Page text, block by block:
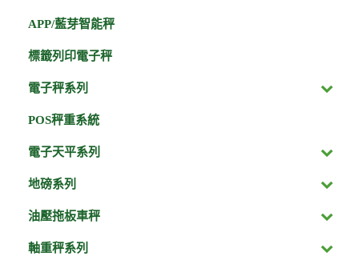
APP/藍芽智能秤
標籤列印電子秤
電子秤系列
POS秤重系統
電子天平系列
地磅系列
油壓拖板車秤
軸重秤系列